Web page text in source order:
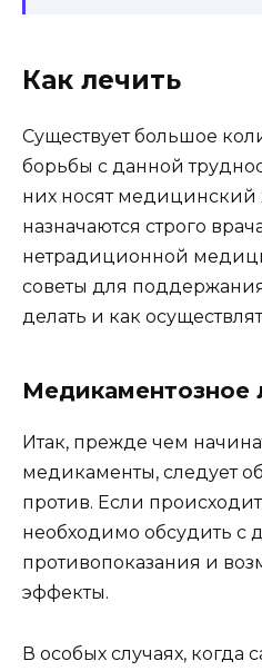
Как лечить
Существует большое
борьбы с данной
них носят медицинский
назначаются строго
нетрадиционной
советы для
делать и как
Медикаментозное
Итак, прежде чем
медикаменты, следует
против. Если
необходимо обсудить с
противопоказания и
эффекты.
В особых случаях, когда